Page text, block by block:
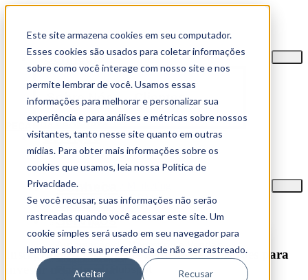
Este site armazena cookies em seu computador.
Esses cookies são usados para coletar informações
sobre como você interage com nosso site e nos
permite lembrar de você. Usamos essas
informações para melhorar e personalizar sua
experiência e para análises e métricas sobre nossos
visitantes, tanto nesse site quanto em outras
mídias. Para obter mais informações sobre os
cookies que usamos, leia nossa Política de
Privacidade.
Se você recusar, suas informações não serão
rastreadas quando você acessar este site. Um
cookie simples será usado em seu navegador para
lembrar sobre sua preferência de não ser rastreado.
Aceitar Recusar
Conheça
Sobre Nós Clientes
Serviços
Tech Stack
Automação de Marketing
Implantação de CRM
Web Dev
Automação de Marketing
Implantação de CRM
Digital Analytics
Web Dev
PEÇA SUA PROPOSTA
Conheça
Clientes
Serviços
Automação de Marketing e Vendas
CRM Hubspot
Plataforma Hubspot
Instagram para B2B? A gente te dá as razões para
investir nessa mídia